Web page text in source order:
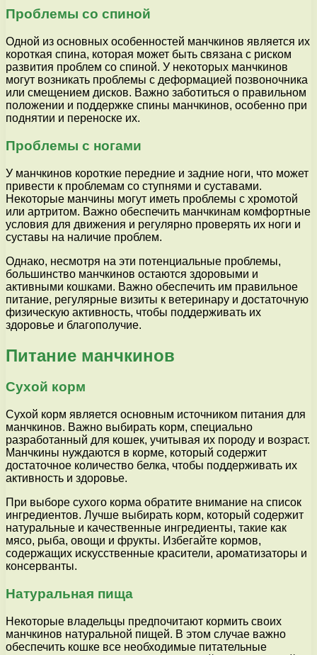
Проблемы со спиной
Одной из основных особенностей манчкинов является их
короткая спина, которая может быть связана с риском
развития проблем со спиной. У некоторых манчкинов
могут возникать проблемы с деформацией позвоночника
или смещением дисков. Важно заботиться о правильном
положении и поддержке спины манчкинов, особенно при
поднятии и переноске их.
Проблемы с ногами
У манчкинов короткие передние и задние ноги, что может
привести к проблемам со ступнями и суставами.
Некоторые манчины могут иметь проблемы с хромотой
или артритом. Важно обеспечить манчкинам комфортные
условия для движения и регулярно проверять их ноги и
суставы на наличие проблем.
Однако, несмотря на эти потенциальные проблемы,
большинство манчкинов остаются здоровыми и
активными кошками. Важно обеспечить им правильное
питание, регулярные визиты к ветеринару и достаточную
физическую активность, чтобы поддерживать их
здоровье и благополучие.
Питание манчкинов
Сухой корм
Сухой корм является основным источником питания для
манчкинов. Важно выбирать корм, специально
разработанный для кошек, учитывая их породу и возраст.
Манчкины нуждаются в корме, который содержит
достаточное количество белка, чтобы поддерживать их
активность и здоровье.
При выборе сухого корма обратите внимание на список
ингредиентов. Лучше выбирать корм, который содержит
натуральные и качественные ингредиенты, такие как
мясо, рыба, овощи и фрукты. Избегайте кормов,
содержащих искусственные красители, ароматизаторы и
консерванты.
Натуральная пища
Некоторые владельцы предпочитают кормить своих
манчкинов натуральной пищей. В этом случае важно
обеспечить кошке все необходимые питательные